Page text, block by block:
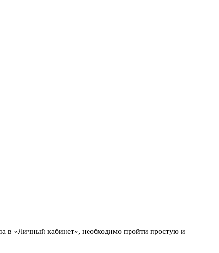
в «Личный кабинет», необходимо пройти простую и